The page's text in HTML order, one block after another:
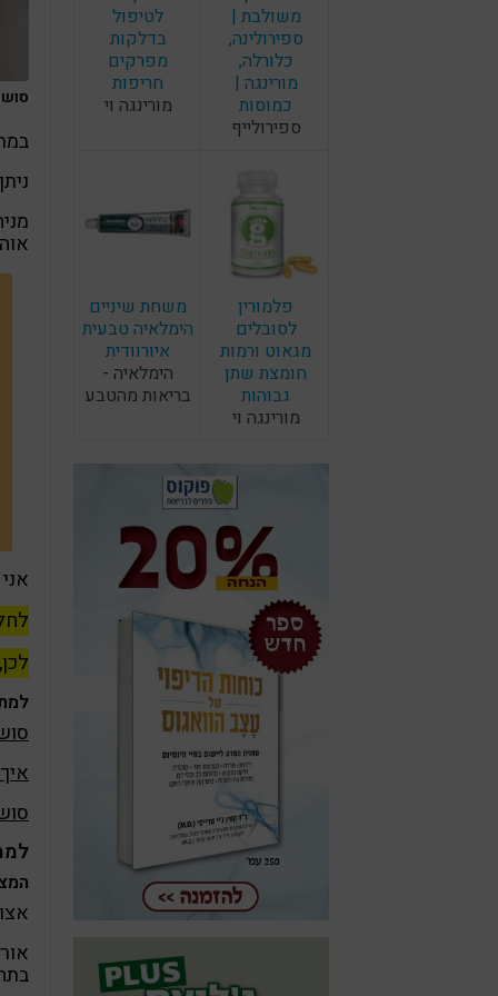
משולבת |
ספירולינה,
כלורלה,
מורינגה |
כמוסות
ספירולייף
לטיפול
בדלקות
מפרקים
חריפות
מורינגה וי
פלמורין
לסובלים
מגאוט ורמות
חומצת שתן
גבוהות
מורינגה וי
משחת שיניים
הימלאיה טבעית
איורוודית
הימלאיה -
בריאות מהטבע